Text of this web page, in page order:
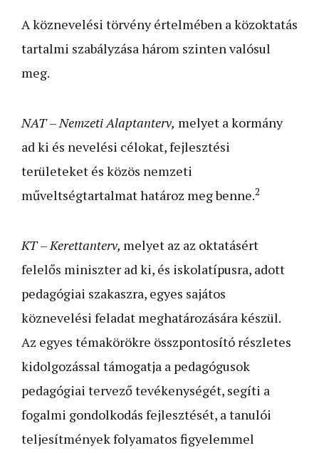
A köznevelési törvény értelmében a közoktatás
tartalmi szabályzása három szinten valósul
meg.
NAT– Nemzeti Alaptanterv, melyet a kormány
ad ki és nevelési célokat, fejlesztési
területeket és közös nemzeti
műveltségtartalmat határoz meg benne.2
KT– Kerettanterv, melyet az az oktatásért
felelős miniszter ad ki, és iskolatípusra, adott
pedagógiai szakaszra, egyes sajátos
köznevelési feladat meghatározására készül.
Az egyes témakörökre összpontosító részletes
kidolgozással támogatja a pedagógusok
pedagógiai tervező tevékenységét, segíti a
fogalmi gondolkodás fejlesztését, a tanulói
teljesítmények folyamatos figyelemmel